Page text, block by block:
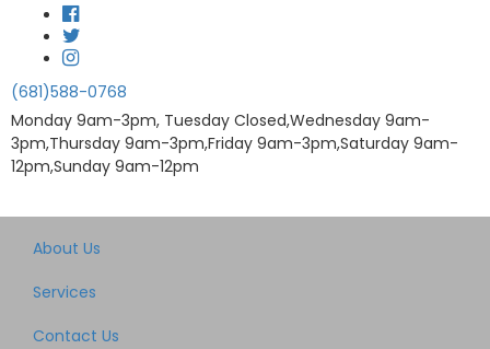
(681)588-0768
Monday 9am-3pm, Tuesday Closed,Wednesday 9am-
3pm,Thursday 9am-3pm,Friday 9am-3pm,Saturday 9am-
12pm,Sunday 9am-12pm
About Us
Services
Contact Us